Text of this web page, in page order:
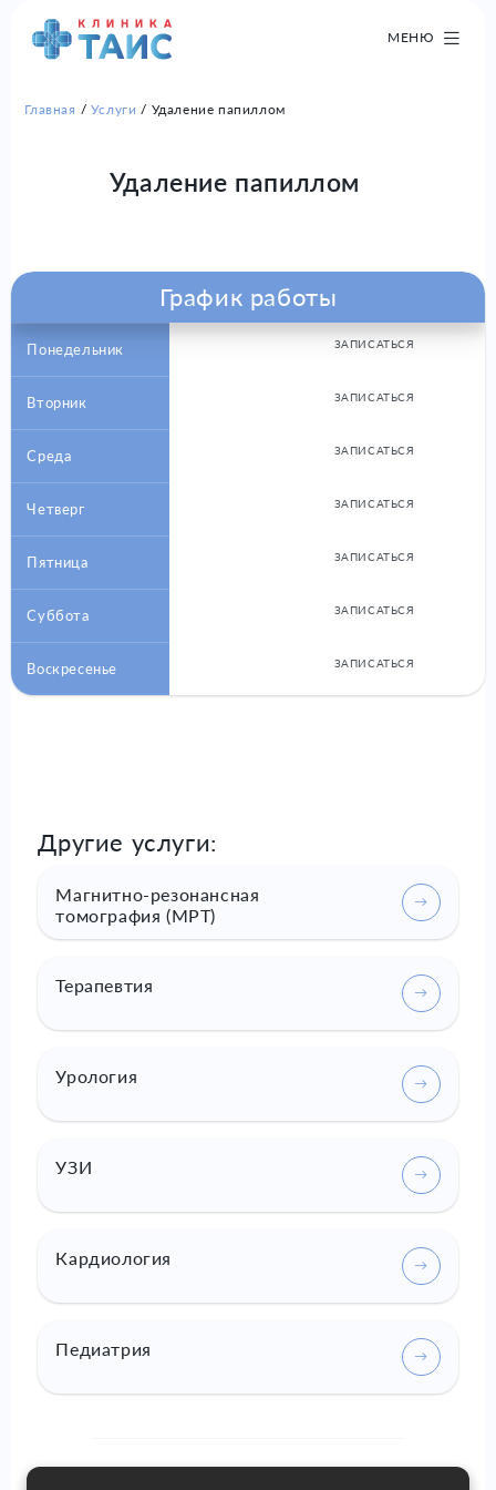
МЕНЮ
Главная Услуги Удаление папиллом
Удаление папиллом
График работы
Понедельник ЗАПИСАТЬСЯ
Вторник ЗАПИСАТЬСЯ
Среда ЗАПИСАТЬСЯ
Четверг ЗАПИСАТЬСЯ
Пятница ЗАПИСАТЬСЯ
Суббота ЗАПИСАТЬСЯ
Воскресенье ЗАПИСАТЬСЯ
Другие услуги:
Магнитно-резонансная
томография (МРТ)
Терапевтия
Урология
УЗИ
Кардиология
Педиатрия